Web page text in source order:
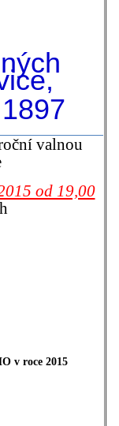
valnou
od 19,00
v roce 2015